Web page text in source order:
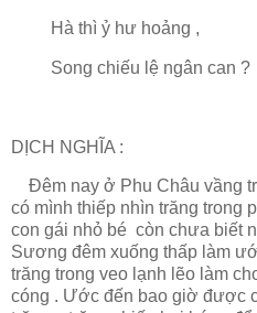
Hà thì ỷ hư hoảng ,
Song chiếu lệ ngân can ?
DỊCH NGHĨA :
Đêm nay ở Phu Châu vầng
có mình thiếp nhìn trăng trong
con gái nhỏ bé còn chưa biết
Sương đêm xuống thấp làm
trăng trong veo lạnh lẽo làm
cóng . Ước đến bao giờ được